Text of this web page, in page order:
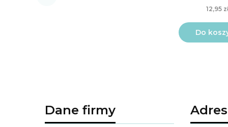
12,95 zł
Do
Dane firmy